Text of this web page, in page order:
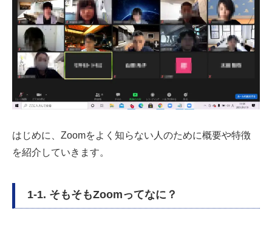
はじめに、Zoomをよく知らない人のために概要や特徴
を紹介していきます。
1-1. そもそもZoomってなに？